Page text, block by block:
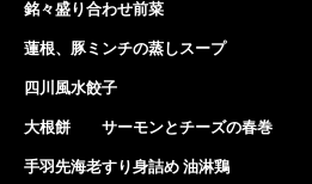
銘々盛り合わせ前菜
蓮根、豚ミンチの蒸しスープ
四川風水餃子
大根餅 サーモンとチーズの春巻
手羽先海老すり身詰め 油淋鶏